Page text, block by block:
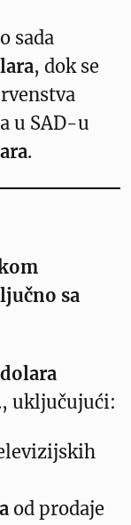
sada
, dok se
u SAD-u
.
sa
uključujući:
od prodaje